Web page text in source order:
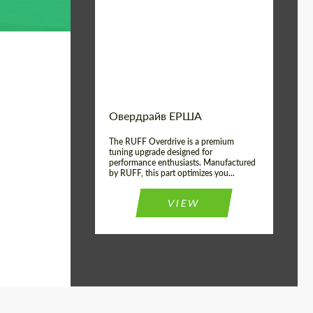
Овердрайв ЕРША
The RUFF Overdrive is a premium
tuning upgrade designed for
performance enthusiasts. Manufactured
by RUFF, this part optimizes you...
VIEW